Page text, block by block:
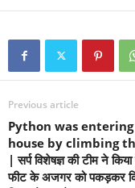
Previous article
Python was
house by climbing
| सर्प विशेषज्ञ की टीम ने
फीट के अजगर को पकड़कर